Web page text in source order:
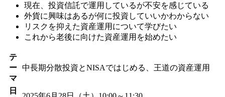
現在、投資信託で運用しているが不安を感じている
外貨に興味はあるが何に投資していいかわからない
リスクを抑えた資産運用について学びたい
これから老後に向けた資産運用を始めたい
テ
ー
マ
中長期分散投資とNISAではじめる、王道の資産運用
日